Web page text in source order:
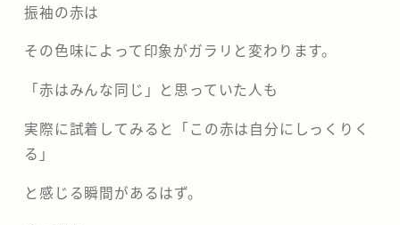
振袖の赤は
その色味によって印象がガラリと変わります。
「赤はみんな同じ」と思っていた人も
実際に試着してみると「この赤は自分にしっくりく
る」
と感じる瞬間があるはず。